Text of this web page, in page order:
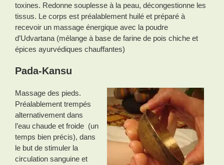
toxines. Redonne souplesse à la peau, décongestionne les
tissus. Le corps est préalablement huilé et préparé à
recevoir un massage énergique avec la poudre
d’Udvartana (mélange à base de farine de pois chiche et
épices ayurvédiques chauffantes)
Pada-Kansu
Massage des pieds.
Préalablement trempés
alternativement dans
l’eau chaude et froide (un
temps bien précis), dans
le but de stimuler la
circulation sanguine et